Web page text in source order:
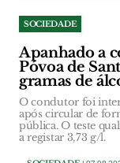
SOCIEDADE
Apanhado a
Póvoa de
gramas de
O condutor foi
após circular de
pública. O teste
a registar 3,73 g/l.